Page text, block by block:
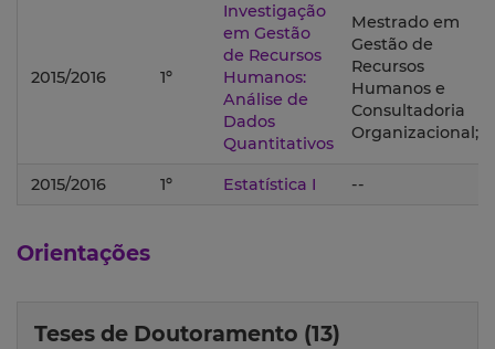
2015/2016 1º
Investigação
em Gestão
de Recursos
Humanos:
Análise de
Dados
Quantitativos
Mestrado em
Gestão de
Recursos
Humanos e
Consultadoria
Organizacional;
2015/2016 1º Estatística I --
Orientações
Teses de Doutoramento (13)